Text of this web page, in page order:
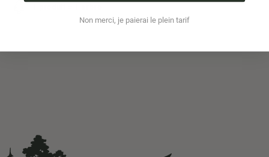
Non merci, je paierai le plein tarif